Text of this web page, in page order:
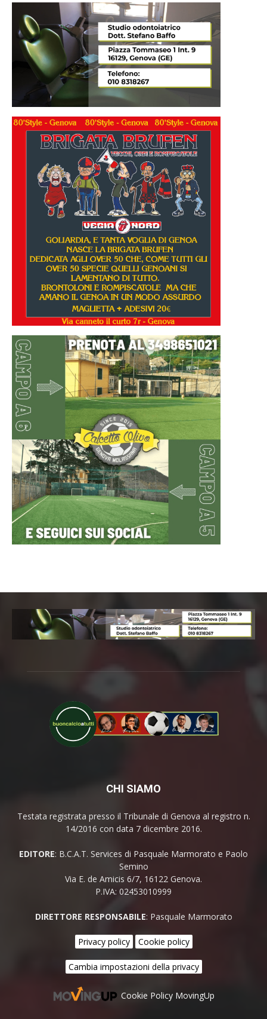
CHI SIAMO
Testata registrata presso il Tribunale di Genova al registro n.
14/2016 con data 7 dicembre 2016.
EDITORE: B.C.A.T. Services di Pasquale Marmorato e Paolo
Semino
Via E. de Amicis 6/7, 16122 Genova.
P.IVA: 02453010999
DIRETTORE RESPONSABILE: Pasquale Marmorato
Privacy policy Cookie policy
Cambia impostazioni della privacy
Cookie Policy MovingUp